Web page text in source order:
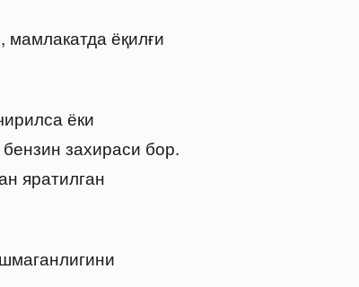
мамлакатда ёқилғи
ёки
захираси бор.
яратилган